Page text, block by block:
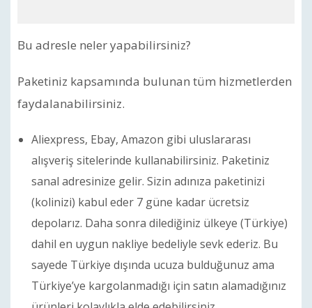
Bu adresle neler yapabilirsiniz?
Paketiniz kapsamında bulunan tüm hizmetlerden
faydalanabilirsiniz.
Aliexpress, Ebay, Amazon gibi uluslararası
alışveriş sitelerinde kullanabilirsiniz. Paketiniz
sanal adresinize gelir. Sizin adınıza paketinizi
(kolinizi) kabul eder 7 güne kadar ücretsiz
depolarız. Daha sonra dilediğiniz ülkeye (Türkiye)
dahil en uygun nakliye bedeliyle sevk ederiz. Bu
sayede Türkiye dışında ucuza bulduğunuz ama
Türkiye’ye kargolanmadığı için satın alamadığınız